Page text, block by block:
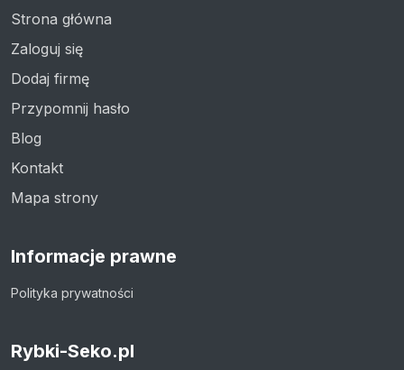
Strona główna
Zaloguj się
Dodaj firmę
Przypomnij hasło
Blog
Kontakt
Mapa strony
Informacje prawne
Polityka prywatności
Rybki-Seko.pl